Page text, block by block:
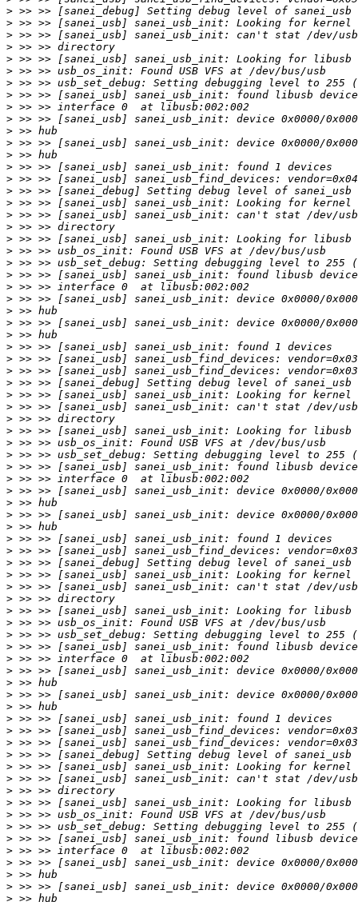
>
>
>
>
>
>
>
>
>
>
>
>
>
>
>
>
>
>
>
>
>
>
>
>
>
>
>
>
>
>
>
>
>
>
>
>
>
>
>
>
>
>
>
>
>
>
>
>
>
>
>
>
>
>
>
>
>
>
>
>
>
>
>
>
>
>
>
>
>
>
>
>
>
>
>